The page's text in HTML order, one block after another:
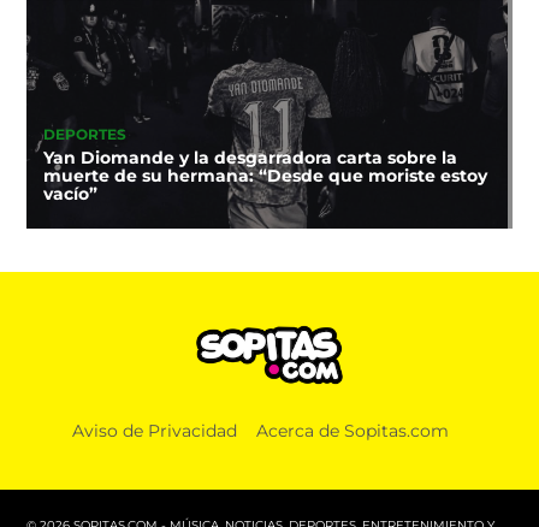
DEPORTES
Yan Diomande y la desgarradora carta sobre la
muerte de su hermana: “Desde que moriste estoy
vacío”
Aviso de Privacidad Acerca de Sopitas.com